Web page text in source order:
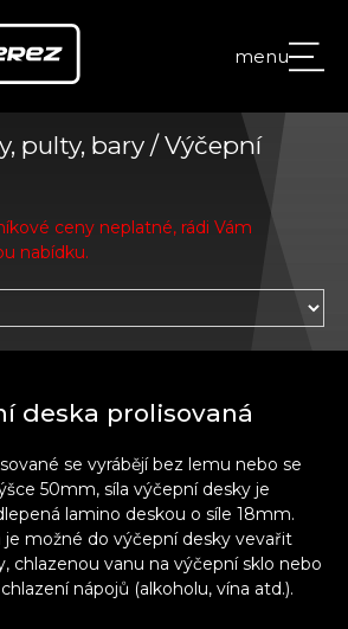
menu
pulty, bary / Výčepní
ceny neplatné, rádi Vám
nabídku.
deska prolisovaná
se vyrábějí bez lemu nebo se
50mm, síla výčepní desky je
lamino deskou o síle 18mm.
je možné do výčepní desky vevařit
chlazenou vanu na výčepní sklo nebo
nápojů (alkoholu, vína atd.).